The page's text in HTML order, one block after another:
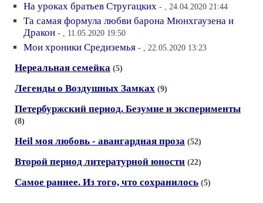
На уроках братьев Стругацких - , 24.04.2020 21:44
Та самая формула любви барона Мюнхгаузена и
Дракон - , 11.05.2020 19:50
Мои хроники Средиземья - , 22.05.2020 13:23
Нереальная семейка (5)
Легенды о Воздушных Замках (9)
Петербуржский период. Безумие и эксперименты
(8)
Heil моя любовь - авангардная проза (52)
Второй период литературной юности (22)
Самое раннее. Из того, что сохранилось (5)